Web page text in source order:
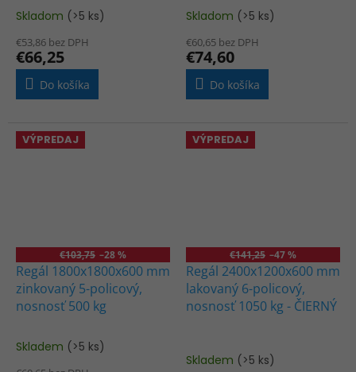
Skladom (>5 ks)
€53,86 bez DPH
€66,25
Do košíka
Skladom (>5 ks)
€60,65 bez DPH
€74,60
Do košíka
VÝPREDAJ
€103,75 –28 %
Regál 1800x1800x600 mm
zinkovaný 5-policový,
nosnosť 500 kg
Priemerné
Skladem (>5 ks)
VÝPREDAJ
€141,25 –47 %
Regál 2400x1200x600 mm
lakovaný 6-policový,
nosnosť 1050 kg - ČIERNÝ
Skladem (>5 ks)